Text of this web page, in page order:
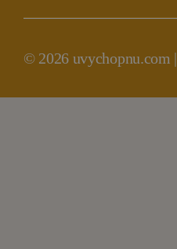
© 2026 uvychopnu.com |